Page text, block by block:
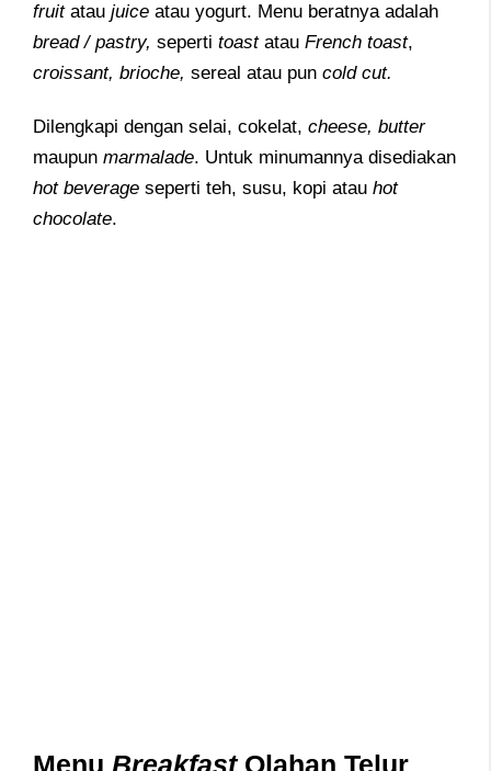
fruitatau juice atau yogurt. Menu beratnya adalah
bread / pastry, seperti toast atau French toast,
croissant, brioche, sereal atau pun cold cut.
Dilengkapi dengan selai, cokelat, cheese, butter
maupun marmalade. Untuk minumannya disediakan
hot beverage seperti teh, susu, kopi atau hot
chocolate.
Menu BreakfastOlahan Telur